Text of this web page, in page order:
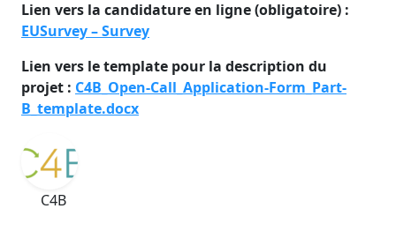
Lien vers la candidature en ligne (obligatoire) :
EUSurvey – Survey
Lien vers le template pour la description du
projet : C4B_Open-Call_Application-Form_Part-
B_template.docx
C4B